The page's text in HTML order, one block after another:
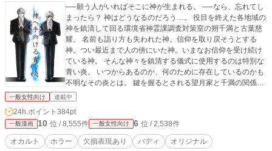
──願う人がいればそこに神が生まれる。 ──なら、忘れてし
まったら？ 神はどうなるのだろう…。 役目を終えた各地域の
神を鎮清して回る環境省神霊課調査対策室の朔千満と古葉慈
耀。 名前も詣り方も失われた神。信仰を取り戻そうとする
神。つい最近まで人の傍にいた神。いまなお信仰を受け続け
ている神。 そんな神々を鎮清する儀式に使用するのは特別な
青い炎。 いつからあるのか、何のために存在しているのかも
不明なその炎とは。 鍵を握るとされる望月家と千満の関係。
千満と慈耀のある共通点。 青い炎の起源に辿りついたとき、
一般女性向け 連載中
24h.ポイント 384pt
一般漫画 10 位 / 8,555件 一般女性向け 6 位 / 2,538件
オカルト ホラー 欠損表現あり バディ オリジナル